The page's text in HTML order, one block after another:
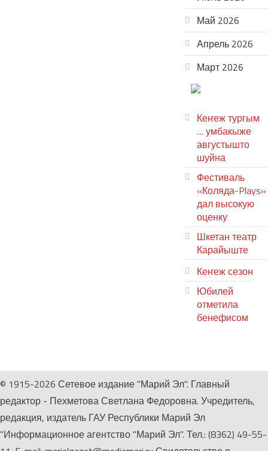
Май 2026
Апрель 2026
Март 2026
Кеҥеж тургым
… умбакыже
августышто
шуйна
Фестиваль
«Коляда-Plays»
дал высокую
оценку
Шкетан театр
Карайыште
Кеҥеж сезон
Юбилей
отметила
бенефисом
© 1915-2026 Сетевое издание "Марий Эл". Главный
редактор - Пехметова Светлана Федоровна. Учредитель,
редакция, издатель ГАУ Республики Марий Эл
"Информационное агентство "Марий Эл". Тел.: (8362) 49-55-